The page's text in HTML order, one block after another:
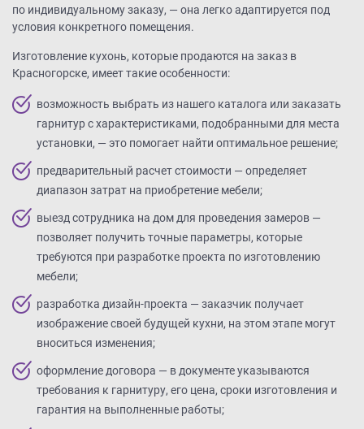
по индивидуальному заказу, — она легко адаптируется под
условия конкретного помещения.
Изготовление кухонь, которые продаются на заказ в
Красногорске, имеет такие особенности:
возможность выбрать из нашего каталога или заказать
гарнитур с характеристиками, подобранными для места
установки, — это помогает найти оптимальное решение;
предварительный расчет стоимости — определяет
диапазон затрат на приобретение мебели;
выезд сотрудника на дом для проведения замеров —
позволяет получить точные параметры, которые
требуются при разработке проекта по изготовлению
мебели;
разработка дизайн-проекта — заказчик получает
изображение своей будущей кухни, на этом этапе могут
вноситься изменения;
оформление договора — в документе указываются
требования к гарнитуру, его цена, сроки изготовления и
гарантия на выполненные работы;